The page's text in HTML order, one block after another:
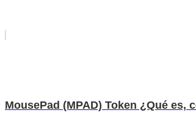
MousePad (MPAD) Token ¿Qué es,